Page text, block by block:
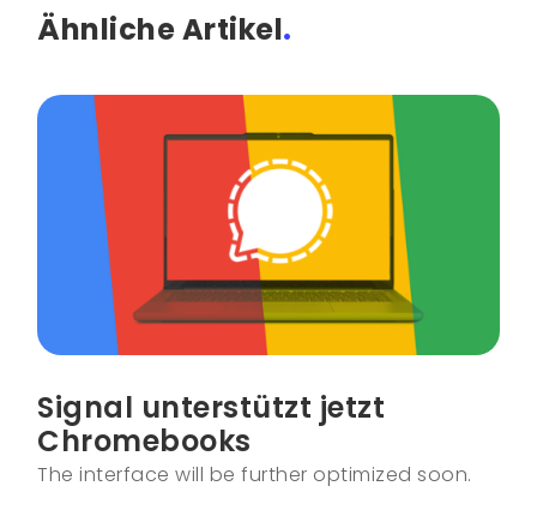
Ähnliche Artikel.
Signal unterstützt jetzt
Chromebooks
The interface will be further optimized soon.